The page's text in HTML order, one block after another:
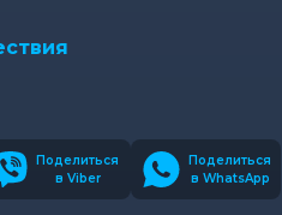
Поделиться
в Viber
Поделиться
в WhatsApp